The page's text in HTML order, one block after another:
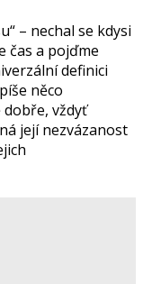
– nechal se kdysi
čas a pojďme
definici
něco
vždyť
její nezvázanost